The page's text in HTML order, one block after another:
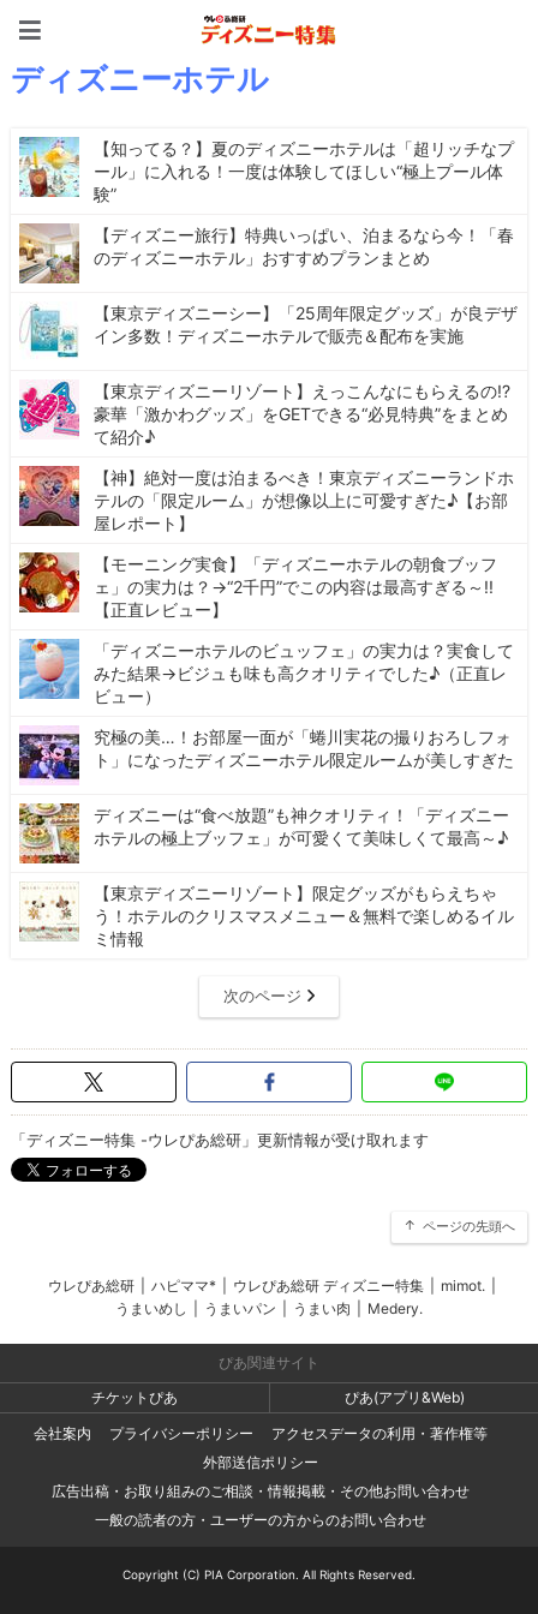
ディズニーホテル
【知ってる？】夏のディズニーホテルは「超リッチなプ
ール」に入れる！一度は体験してほしい“極上プール体
験”
【ディズニー旅行】特典いっぱい、泊まるなら今！「春
のディズニーホテル」おすすめプランまとめ
【東京ディズニーシー】「25周年限定グッズ」が良デザ
イン多数！ディズニーホテルで販売＆配布を実施
【東京ディズニーリゾート】えっこんなにもらえるの!?
豪華「激かわグッズ」をGETできる“必見特典”をまとめ
て紹介♪
【神】絶対一度は泊まるべき！東京ディズニーランドホ
テルの「限定ルーム」が想像以上に可愛すぎた♪【お部
屋レポート】
【モーニング実食】「ディズニーホテルの朝食ブッフ
ェ」の実力は？→“2千円”でこの内容は最高すぎる～!!
【正直レビュー】
「ディズニーホテルのビュッフェ」の実力は？実食して
みた結果→ビジュも味も高クオリティでした♪（正直レ
ビュー）
究極の美…！お部屋一面が「蜷川実花の撮りおろしフォ
ト」になったディズニーホテル限定ルームが美しすぎた
ディズニーは“食べ放題”も神クオリティ！「ディズニー
ホテルの極上ブッフェ」が可愛くて美味しくて最高～♪
【東京ディズニーリゾート】限定グッズがもらえちゃ
う！ホテルのクリスマスメニュー＆無料で楽しめるイル
ミ情報
次のページ
「ディズニー特集 -ウレぴあ総研」更新情報が受け取れます
ページの先頭へ
ウレぴあ総研 ハピママ* ウレぴあ総研 ディズニー特集 mimot.
うまいめし
うまいパン うまい肉 Medery.
ぴあ関連サイト
チケットぴあ
ぴあ(アプリ&Web)
会社案内
プライバシーポリシー
アクセスデータの利用・著作権等
外部送信ポリシー
広告出稿・お取り組みのご相談・情報掲載・その他お問い合わせ
一般の読者の方・ユーザーの方からのお問い合わせ
Copyright (C) PIA Corporation. All Rights Reserved.